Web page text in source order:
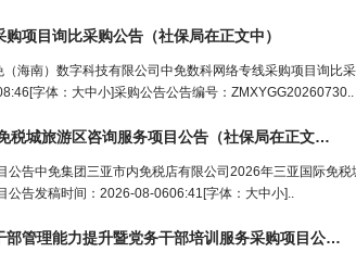
项目询比采购公告（社保局在正文中）
海南）数字科技有限公司中免数科网络专线采购项目询比
字体：大中小]采购公告公告编号：ZMXYGG20260730..
税城旅游区咨询服务项目公告（社保局在正文中）
告中免集团三亚市内免税店有限公司2026年三亚国际免
告发稿时间：2026-08-0606:41[字体：大中小]..
中免（海口）国际免税城有限公司海口国际免税城干部管理能力提升暨党务干部培训服务采购项目公告（